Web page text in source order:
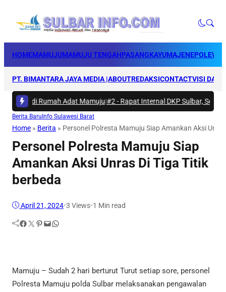
HOMEMAMUJUMAMUJU TENGAHPASANGKAYUMAJENE
PT. BIMANTARA JAYA MEDIA |ABOUTREDAKSICONTACTVISI DAN
di Rumah Adat Mamuju|#2 -Rapat Internal DKP Sulbar,
Berita Baru Info Sulawesi Barat
Home » Berita » Personel Polresta Mamuju Siap Amankan Aksi
Personel Polresta Mamuju Siap
Amankan Aksi Unras Di Tiga Titik
berbeda
April 21, 2024•3 Views•1 Min read
Facebook Twitter Pinterest Mail WhatsApp
Mamuju – Sudah 2 hari berturut Turut setiap sore, personel
Polresta Mamuju polda Sulbar melaksanakan pengawalan